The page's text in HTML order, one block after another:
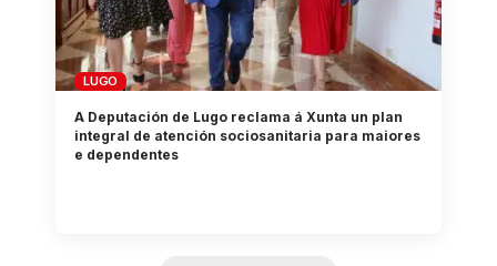
LUGO
A Deputación de Lugo reclama á Xunta un plan
integral de atención sociosanitaria para maiores
e dependentes